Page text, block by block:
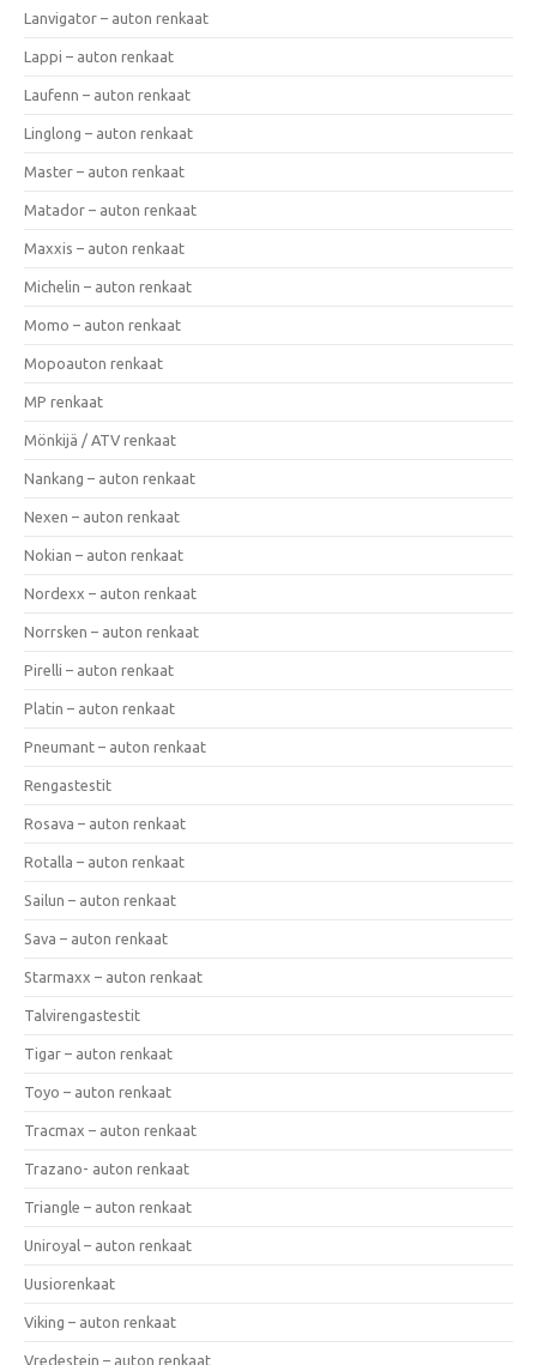
Lanvigator – auton renkaat
Lappi – auton renkaat
Laufenn – auton renkaat
Linglong – auton renkaat
Master – auton renkaat
Matador – auton renkaat
Maxxis – auton renkaat
Michelin – auton renkaat
Momo – auton renkaat
Mopoauton renkaat
MP renkaat
Mönkijä / ATV renkaat
Nankang – auton renkaat
Nexen – auton renkaat
Nokian – auton renkaat
Nordexx – auton renkaat
Norrsken – auton renkaat
Pirelli – auton renkaat
Platin – auton renkaat
Pneumant – auton renkaat
Rengastestit
Rosava – auton renkaat
Rotalla – auton renkaat
Sailun – auton renkaat
Sava – auton renkaat
Starmaxx – auton renkaat
Talvirengastestit
Tigar – auton renkaat
Toyo – auton renkaat
Tracmax – auton renkaat
Trazano- auton renkaat
Triangle – auton renkaat
Uniroyal – auton renkaat
Uusiorenkaat
Viking – auton renkaat
Vredestein – auton renkaat